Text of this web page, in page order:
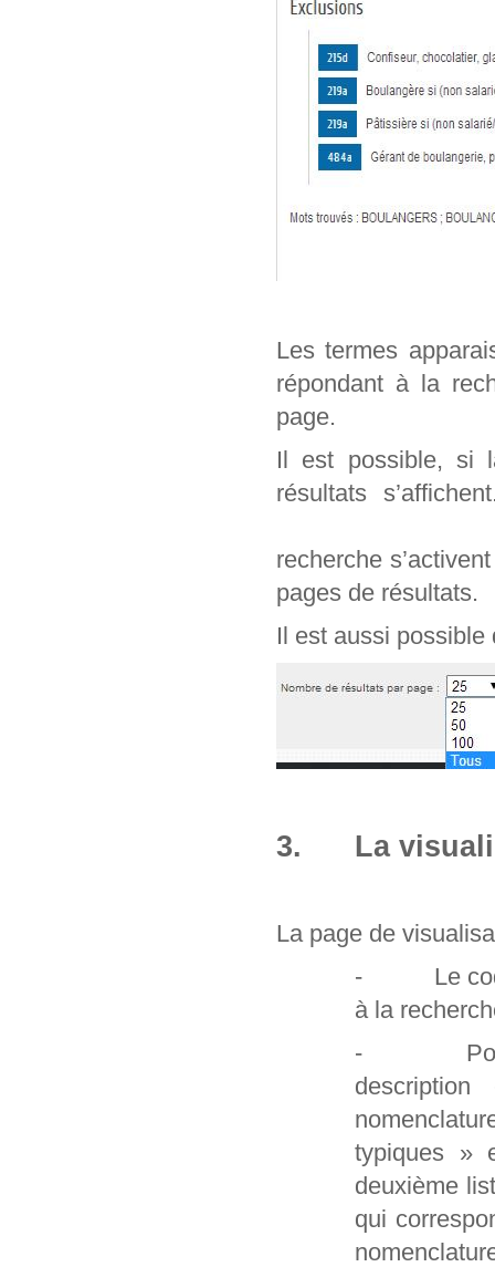
Les termes
répondant à la
page.
Il est possible, si
résultats
recherche
pages de résultats.
Il est aussi
3. La
La page de
- Le code
à la
- Pour les
typiques »
deuxième
qui